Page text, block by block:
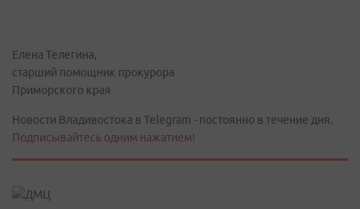
Елена Телегина,
старший помощник прокурора
Приморского края
Новости Владивостока в Telegram - постоянно в течение дня.
Подписывайтесь одним нажатием!